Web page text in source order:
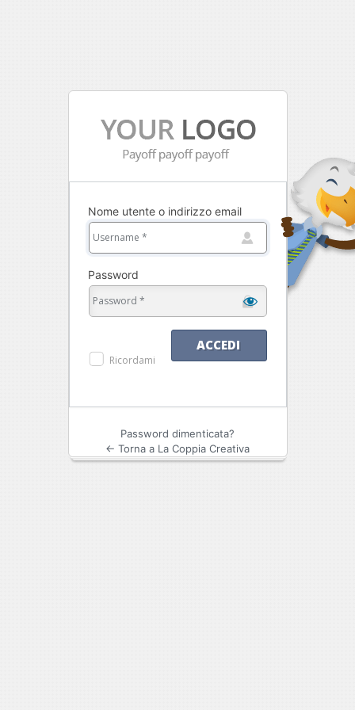
Nome utente o indirizzo email
Password
Ricordami
Password dimenticata?
← Torna a La Coppia Creativa